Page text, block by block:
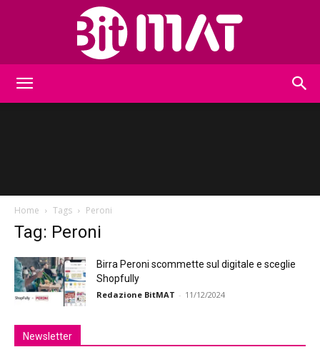
Home Tags Peroni
Tag: Peroni
Birra Peroni scommette sul digitale e sceglie
Shopfully
Redazione BitMAT - 11/12/2024
Newsletter